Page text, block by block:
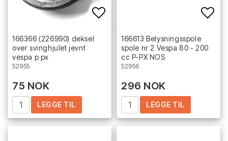
Add to list of favorites
166366 (226990) deksel
over svinghjulet jevnt
vespa p px
52955
75 NOK
LEGGE TIL
166613 Belysningsspole
spole nr 2 Vespa 80 - 200
cc P-PX NOS
52956
296 NOK
LEGGE TIL